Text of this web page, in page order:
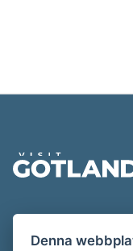
Destination
Denna